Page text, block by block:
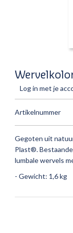
Log in met je
Artikelnummer
Gegoten uit
Plast®.
lumbale wervels
- Gewicht: 1,6 kg